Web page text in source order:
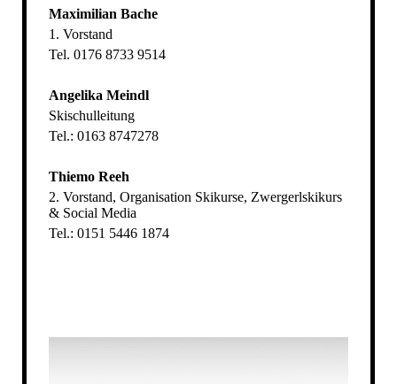
Maximilian Bache
1. Vorstand
Tel. 0176 8733 9514
Angelika Meindl
Skischulleitung
Tel.: 0163 8747278
Thiemo Reeh
2. Vorstand, Organisation Skikurse, Zwergerlskikurs
& Social Media
Tel.: 0151 5446 1874